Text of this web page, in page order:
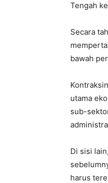
Tengah
Secara
bawah
utama
sub-
Di sisi
harus